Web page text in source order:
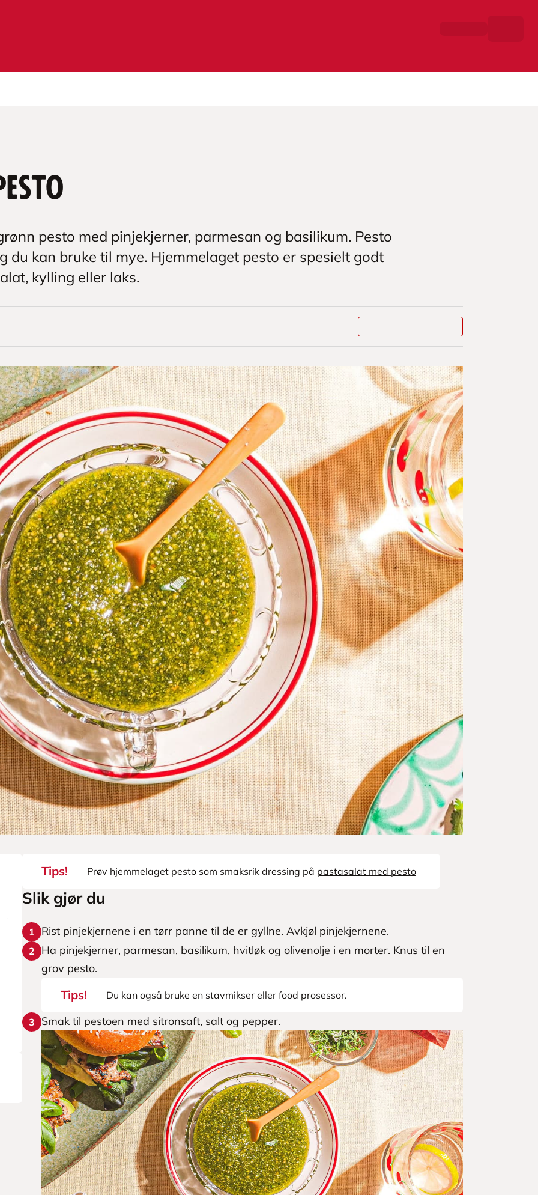
pesto med pinjekjerner, parmesan og basilikum. Pesto
du kan bruke til mye. Hjemmelaget pesto er spesielt godt
kylling eller laks.
Tips! Prøv hjemmelaget pesto som smaksrik dressing på pastasalat med pesto
Slik gjør du
1 Rist pinjekjernene i en tørr panne til de er gyllne. Avkjøl pinjekjernene.
2
Ha pinjekjerner, parmesan, basilikum, hvitløk og olivenolje i en morter. Knus til en
grov pesto.
Tips! Du kan også bruke en stavmikser eller food prosessor.
3 Smak til pestoen med sitronsaft, salt og pepper.